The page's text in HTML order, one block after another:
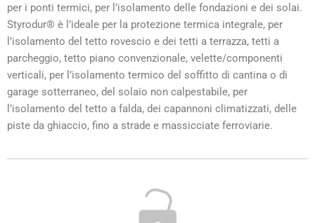
per i ponti termici, per l’isolamento delle fondazioni e dei solai.
Styrodur® è l’ideale per la protezione termica integrale, per
l’isolamento del tetto rovescio e dei tetti a terrazza, tetti a
parcheggio, tetto piano convenzionale, velette/componenti
verticali, per l’isolamento termico del soffitto di cantina o di
garage sotterraneo, del solaio non calpestabile, per
l’isolamento del tetto a falda, dei capannoni climatizzati, delle
piste da ghiaccio, fino a strade e massicciate ferroviarie.